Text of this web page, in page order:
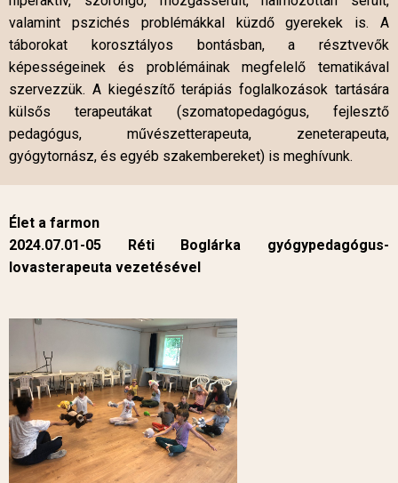
valamint pszichés problémákkal küzdő gyerekek is. A
táborokat korosztályos bontásban, a résztvevők
képességeinek és problémáinak megfelelő tematikával
szervezzük. A kiegészítő terápiás foglalkozások tartására
külsős terapeutákat (szomatopedagógus, fejlesztő
pedagógus, művészetterapeuta, zeneterapeuta,
gyógytornász, és egyéb szakembereket) is meghívunk.
Élet a farmon
2024.07.01-05 Réti Boglárka gyógypedagógus-
lovasterapeuta vezetésével